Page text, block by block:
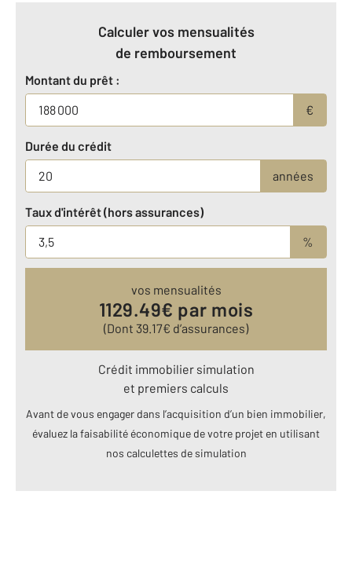
Calculer vos mensualités
de remboursement
Montant du prêt :
€
Durée du crédit
années
Taux d'intérêt (hors assurances)
%
vos mensualités
1129.49€ par mois
(Dont 39.17€ d’assurances)
Crédit immobilier simulation
et premiers calculs
Avant de vous engager dans l’acquisition d’un bien immobilier,
évaluez la faisabilité économique de votre projet en utilisant
nos calculettes de simulation